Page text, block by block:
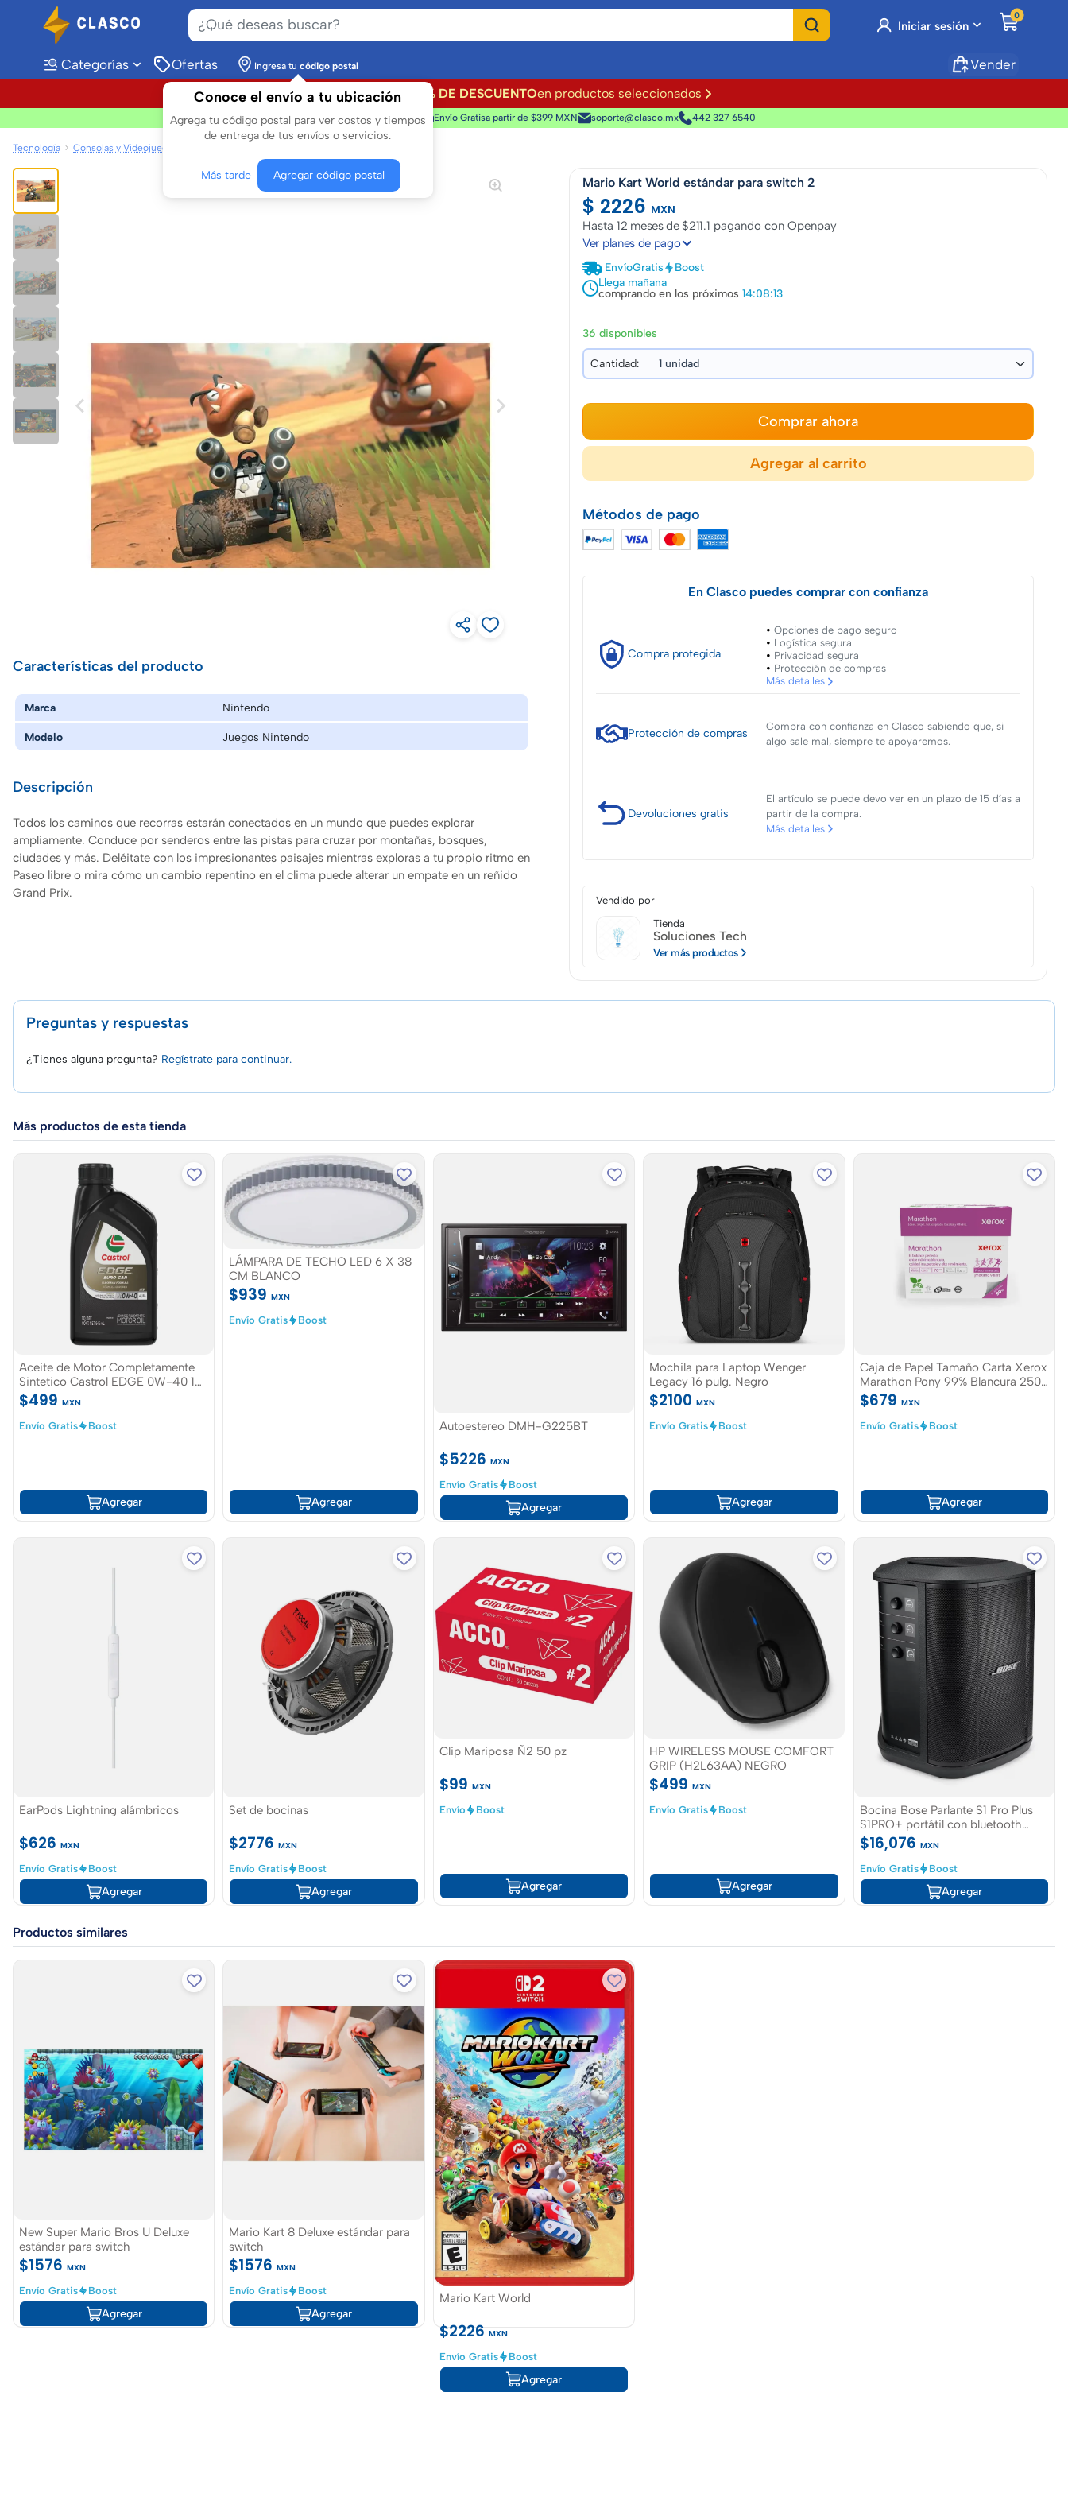
Iniciar sesión
0
Categorías Ofertas Ingresa tu código postal
Conoce el envío a tu ubicación
Agrega tu código postal para ver costos y tiempos
de entrega de tus envíos o servicios.
Más tarde Agregar código postal
Vender
Hasta 50% DE DESCUENTOen productos seleccionados
Compra 100% segura Envío Gratisa partir de $399 MXN soporte@clasco.mx 442 327 6540
Tecnología Consolas y Videojuegos
Características del producto
Marca Nintendo
Modelo Juegos Nintendo
Descripción
Todos los caminos que recorras estarán conectados en un mundo que puedes explorar
ampliamente. Conduce por senderos entre las pistas para cruzar por montañas, bosques,
ciudades y más. Deléitate con los impresionantes paisajes mientras exploras a tu propio ritmo en
Paseo libre o mira cómo un cambio repentino en el clima puede alterar un empate en un reñido
Grand Prix.
Mario Kart World estándar para switch 2
$ 2226 MXN
Hasta 12 meses de $211.1 pagando con Openpay
Ver planes de pago
EnvíoGratis
Boost
Llega mañana
comprando en los próximos 14:08:11
36 disponibles
Cantidad:
Comprar ahora
Agregar al carrito
Métodos de pago
En Clasco puedes comprar con confianza
Compra protegida
Opciones de pago seguro
Logística segura
Privacidad segura
Protección de compras
Más detalles
Protección de compras
Compra con confianza en Clasco sabiendo que, si
algo sale mal, siempre te apoyaremos.
Devoluciones gratis
El artículo se puede devolver en un plazo de 15 días a
partir de la compra.
Más detalles
Vendido por
Tienda
Soluciones Tech
Ver más productos
Preguntas y respuestas
¿Tienes alguna pregunta? Regístrate para continuar.
Más productos de esta tienda
Aceite de Motor Completamente
Sintetico Castrol EDGE 0W-40 1
Cuarto
$499 MXN
Envío Gratis
Boost
Agregar
LÁMPARA DE TECHO LED 6 X 38
CM BLANCO
$939MXN
Envío Gratis
Boost
Agregar
Autoestereo DMH-G225BT
$5226 MXN
Envío Gratis
Boost
Agregar
Mochila para Laptop Wenger
Legacy 16 pulg. Negro
$2100MXN
Envío Gratis
Boost
Agregar
Caja de Papel Tamaño Carta Xerox
Marathon Pony 99% Blancura 2500
hojas
$679 MXN
Envío Gratis
Boost
Agregar
EarPods Lightning alámbricos
$626 MXN
Envío Gratis
Boost
Agregar
Set de bocinas
$2776MXN
Envío Gratis
Boost
Agregar
Clip Mariposa Ñ2 50 pz
$99 MXN
Envío
Boost
Agregar
HP WIRELESS MOUSE COMFORT
GRIP (H2L63AA) NEGRO
$499MXN
Envío Gratis
Boost
Agregar
Bocina Bose Parlante S1 Pro Plus
S1PRO+ portátil con bluetooth
negra 127V Disponible inmediato
$16,076 MXN
Envío Gratis
Boost
Agregar
Productos similares
New Super Mario Bros U Deluxe
estándar para switch
$1576 MXN
Envío Gratis
Boost
Agregar
Mario Kart 8 Deluxe estándar para
switch
$1576MXN
Envío Gratis
Boost
Agregar
Mario Kart World
$2226 MXN
Envío Gratis
Boost
Agregar